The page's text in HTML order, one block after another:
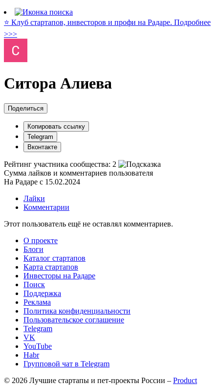
⭐️ Клуб стартапов, инвесторов и профи на Радаре. Подробнее
>>>
Ситора Алиева
Поделиться
Копировать ссылку
Telegram
Вконтакте
Рейтинг участника сообщества: 2
Сумма лайков и комментариев пользователя
На Радаре с 15.02.2024
Лайки
Комментарии
Этот пользователь ещё не оставлял комментариев.
О проекте
Блоги
Каталог стартапов
Карта стартапов
Инвесторы на Радаре
Поиск
Поддержка
Реклама
Политика конфиденциальности
Пользовательское соглашение
Telegram
VK
YouTube
Habr
Групповой чат в Telegram
© 2026 Лучшие стартапы и пет-проекты России – Product